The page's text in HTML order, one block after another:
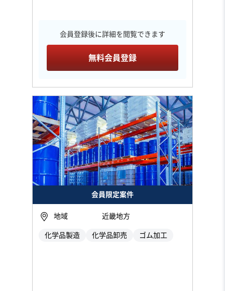
会員登録後に詳細を閲覧できます
無料会員登録
会員限定案件
地域 近畿地方
化学品製造 化学品卸売 ゴム加工